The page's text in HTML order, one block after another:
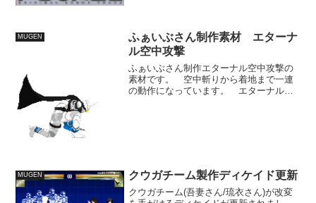
MUGEN
ふぁいぶさん制作素材 エターナ
ル空中攻撃
ふぁいぶさん制作エターナル空中攻撃の
素材です。 空中斬りから着地まで一連
の動作になっています。 エターナルエ
MUGEN クウガチーム製作ディケイド更新
クウガチーム(吾妻さん/琉衣さん)が改変